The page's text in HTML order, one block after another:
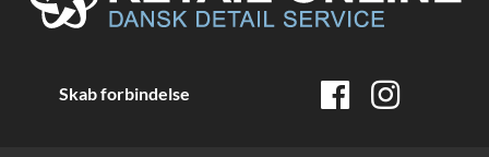
Skab forbindelse